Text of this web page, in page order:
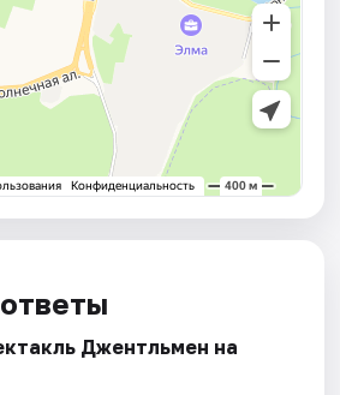
Джентльмен на